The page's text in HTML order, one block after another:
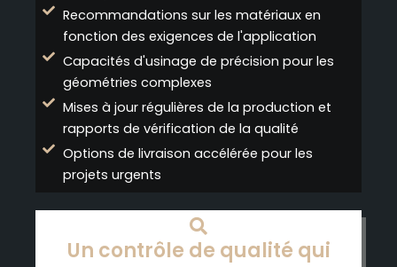
Recommandations sur les matériaux en
fonction des exigences de l'application
Capacités d'usinage de précision pour les
géométries complexes
Mises à jour régulières de la production et
rapports de vérification de la qualité
Options de livraison accélérée pour les
projets urgents
Un contrôle de qualité qui